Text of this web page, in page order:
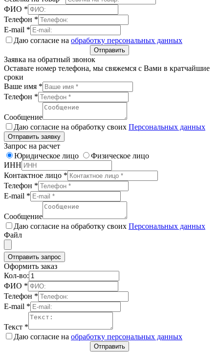
ФИО *
Телефон *
E-mail *
Даю согласие на обработку персональных данных
Отправить
Заявка на обратный звонок
Оставьте номер телефона, мы свяжемся с Вами в кратчайшие
сроки
Ваше имя *
Телефон *
Сообщение
Даю согласие на обработку своих Персональных данных
Отправить заявку
Запрос на расчет
Юридическое лицо
Физическое лицо
ИНН
Контактное лицо *
Телефон *
E-mail *
Сообщение
Даю согласие на обработку своих Персональных данных
Файл
Отправить запрос
Оформить заказ
Кол-во:
ФИО *
Телефон *
E-mail *
Текст *
Даю согласие на обработку персональных данных
Отправить